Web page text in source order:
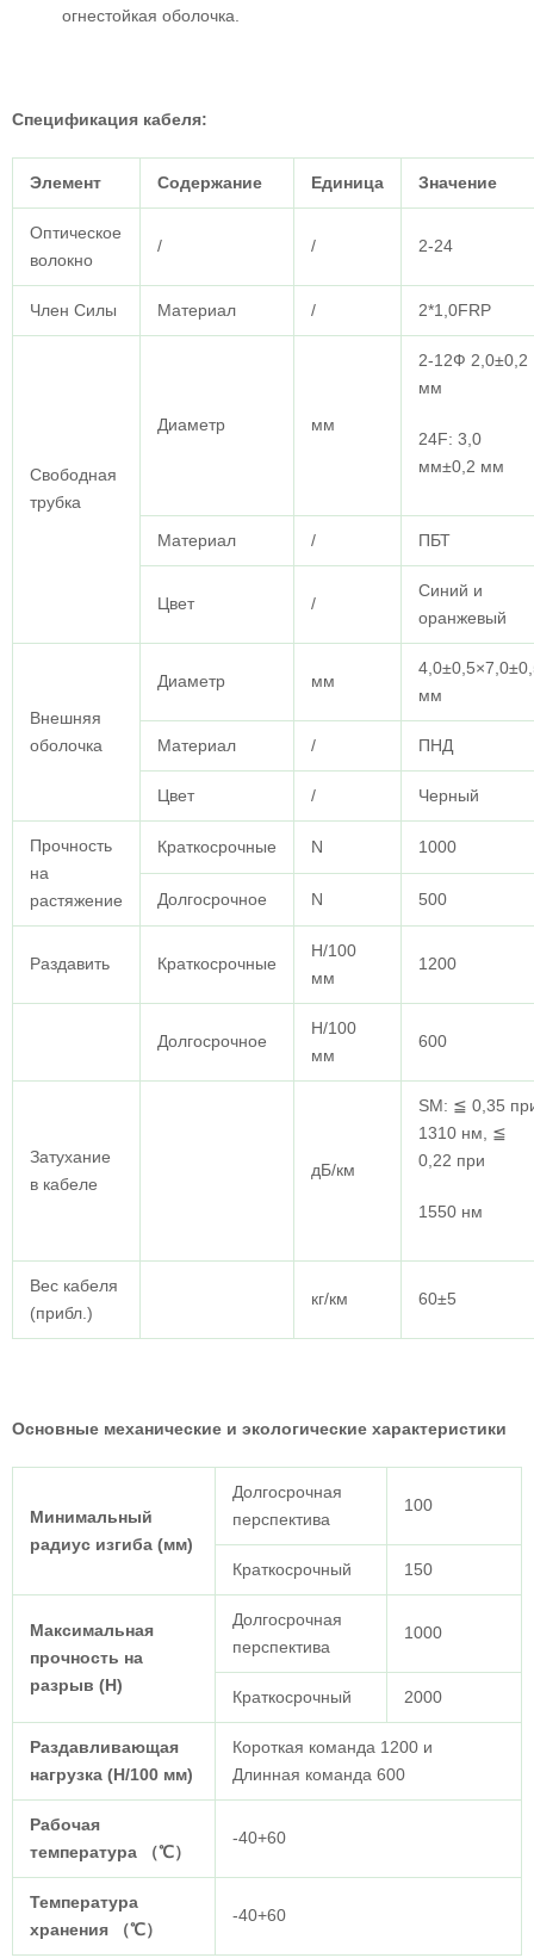
огнестойкая оболочка.
Спецификация кабеля:
Элемент Содержание Единица Значение
Оптическое
волокно
/ / 2-24
Член Силы Материал / 2*1,0FRP
Свободная
трубка
Диаметр мм
2-12Ф 2,0±0,2
мм
24F: 3,0
мм±0,2 мм
Материал / ПБТ
Цвет /
Синий и
оранжевый
Внешняя
оболочка
Диаметр мм
мм
Материал / ПНД
Цвет / Черный
Прочность
на
растяжение
Краткосрочные N 1000
Долгосрочное N 500
Раздавить Краткосрочные
Н/100
мм
1200
Долгосрочное
Н/100
мм
600
Затухание
в кабеле
дБ/км
SM: ≦ 0,35
1310 нм, ≦
0,22 при
1550 нм
Вес кабеля
(прибл.)
кг/км 60±5
Основные механические и экологические характеристики
Минимальный
радиус изгиба (мм)
Долгосрочная
перспектива
100
Краткосрочный 150
Максимальная
прочность на
разрыв (Н)
Долгосрочная
перспектива
1000
Краткосрочный 2000
Раздавливающая
нагрузка (Н/100 мм)
Короткая команда 1200 и
Длинная команда 600
Рабочая
температура
（℃）
-40+60
Температура
хранения
（℃）
-40+60